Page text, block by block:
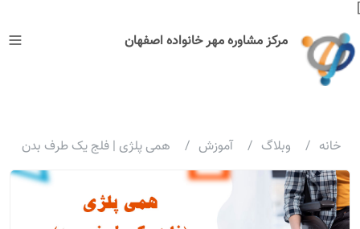
]
مرکز مشاوره مهر خانواده اصفهان
خانه / وبلاگ / آموزش / همی پلژی | فلج یک طرف بدن